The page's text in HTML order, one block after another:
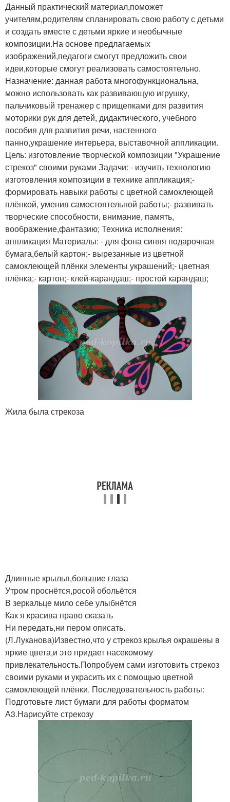
Данный практический материал,поможет
учителям,родителям спланировать свою работу с детьми
и создать вместе с детьми яркие и необычные
композиции.На основе предлагаемых
изображений,педагоги смогут предложить свои
идеи,которые смогут реализовать самостоятельно.
Назначение: данная работа многофункциональна,
можно использовать как развивающую игрушку,
пальчиковый тренажер с прищепками для развития
моторики рук для детей, дидактического, учебного
пособия для развития речи, настенного
панно,украшение интерьера, выставочной аппликации.
Цель: изготовление творческой композиции "Украшение
стрекоз" своими руками Задачи: - изучить технологию
изготовления композиции в технике аппликация;-
формировать навыки работы с цветной самоклеющей
плёнкой, умения самостоятельной работы;- развивать
творческие способности, внимание, память,
воображение,фантазию; Техника исполнения:
аппликация Материалы: - для фона синяя подарочная
бумага,белый картон;- вырезанные из цветной
самоклеющей плёнки элементы украшений;- цветная
плёнка;- картон;- клей-карандаш;- простой карандаш;
Жила была стрекоза
Длинные крылья,большие глаза
Утром проснётся,росой обольётся
В зеркальце мило себе улыбнётся
Как я красива право сказать
Ни передать,ни пером описать.
(Л.Луканова)Известно,что у стрекоз крылья окрашены в
яркие цвета,и это придает насекомому
привлекательность.Попробуем сами изготовить стрекоз
своими руками и украсить их с помощью цветной
самоклеющей плёнки. Последовательность работы:
Подготовьте лист бумаги для работы форматом
А3.Нарисуйте стрекозу